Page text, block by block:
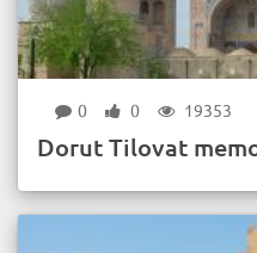
0 0 19353
Dorut Tilovat